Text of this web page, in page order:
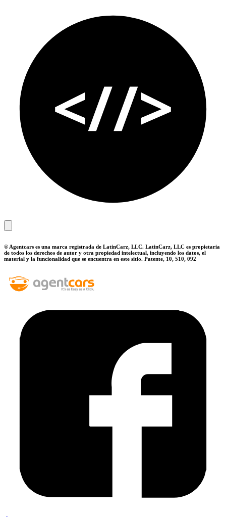
® Agentcars es una marca registrada de LatinCarz, LLC. LatinCarz, LLC es propietaria
de todos los derechos de autor y otra propiedad intelectual, incluyendo los datos, el
material y la funcionalidad que se encuentra en este sitio. Patente, 10, 510, 092